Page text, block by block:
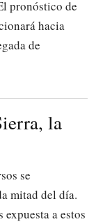
pronóstico de
hacia
de
la
se
mitad del día.
a estos